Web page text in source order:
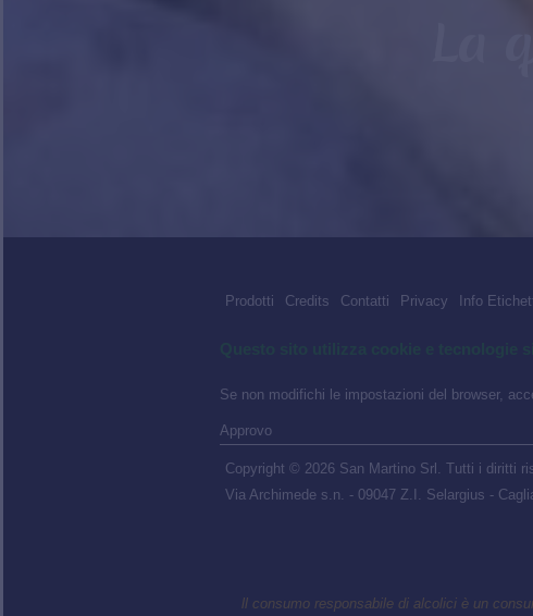
Prodotti Credits Contatti Privacy Info
Se non modifichi le impostazioni del browser,
Approvo
Copyright © 2026 San Martino Srl. Tutti i diritti
Via Archimede s.n. - 09047 Z.I. Selargius -
ll consumo responsabile di alcolici è un